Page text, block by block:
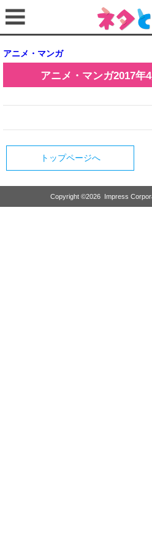
アニメ・マンガ
アニメ・マンガ2017年
トップページへ
Copyright ©2026 Impress